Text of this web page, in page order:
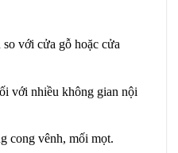
với cửa gỗ hoặc cửa
với nhiều không gian nội
cong vênh, mối mọt.